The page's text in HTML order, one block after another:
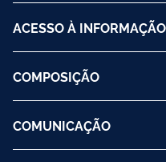
ACESSO À INFORMAÇÃO
COMPOSIÇÃO
COMUNICAÇÃO